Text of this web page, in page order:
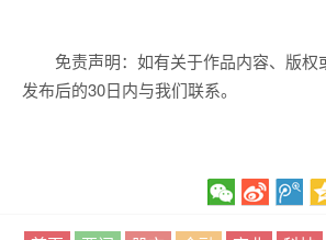
免责声明：如有关于作品内容、版权
发布后的30日内与我们联系。